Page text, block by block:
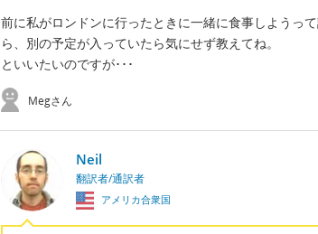
前に私がロンドンに行ったときに一緒に食事しよう
ら、別の予定が入っていたら気にせず教えてね。
といいたいのですが･･･
Megさん
Neil
翻訳者/通訳者
アメリカ合衆国